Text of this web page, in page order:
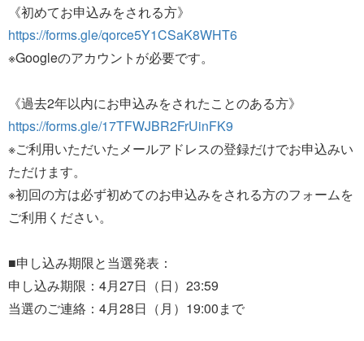
《初めてお申込みをされる方》
https://forms.gle/qorce5Y1CSaK8WHT6
※Googleのアカウントが必要です。
《過去2年以内にお申込みをされたことのある方》
https://forms.gle/17TFWJBR2FrUinFK9
※ご利用いただいたメールアドレスの登録だけでお申込みい
ただけます。
※初回の方は必ず初めてのお申込みをされる方のフォームを
ご利用ください。
■申し込み期限と当選発表：
申し込み期限：4月27日（日）23:59
当選のご連絡：4月28日（月）19:00まで